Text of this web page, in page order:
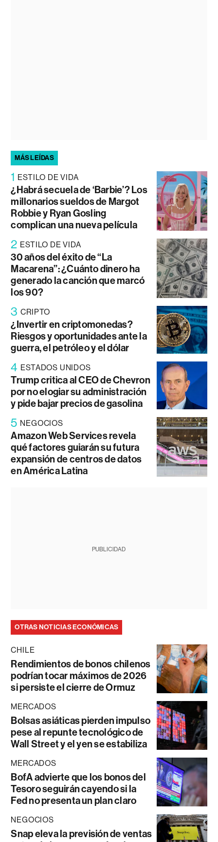
MÁS LEÍDAS
1 ESTILO DE VIDA
¿Habrá secuela de ‘Barbie’? Los
millonarios sueldos de Margot
Robbie y Ryan Gosling
complican una nueva película
2 ESTILO DE VIDA
30 años del éxito de “La
Macarena”: ¿Cuánto dinero ha
generado la canción que marcó
los 90?
3 CRIPTO
¿Invertir en criptomonedas?
Riesgos y oportunidades ante la
guerra, el petróleo y el dólar
4 ESTADOS UNIDOS
Trump critica al CEO de Chevron
por no elogiar su administración
y pide bajar precios de gasolina
5 NEGOCIOS
Amazon Web Services revela
qué factores guiarán su futura
expansión de centros de datos
en América Latina
PUBLICIDAD
OTRAS NOTICIAS ECONÓMICAS
CHILE
Rendimientos de bonos chilenos
podrían tocar máximos de 2026
si persiste el cierre de Ormuz
MERCADOS
Bolsas asiáticas pierden impulso
pese al repunte tecnológico de
Wall Street y el yen se estabiliza
MERCADOS
BofA advierte que los bonos del
Tesoro seguirán cayendo si la
Fed no presenta un plan claro
NEGOCIOS
Snap eleva la previsión de ventas